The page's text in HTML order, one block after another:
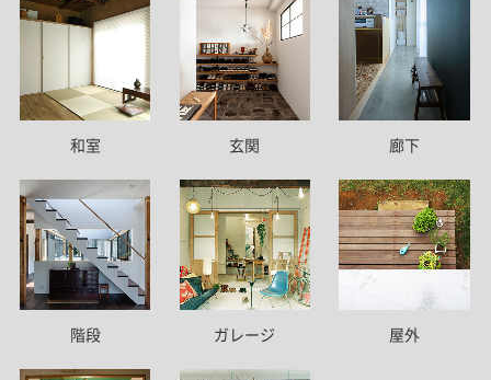
和室 玄関 廊下
階段 ガレージ 屋外